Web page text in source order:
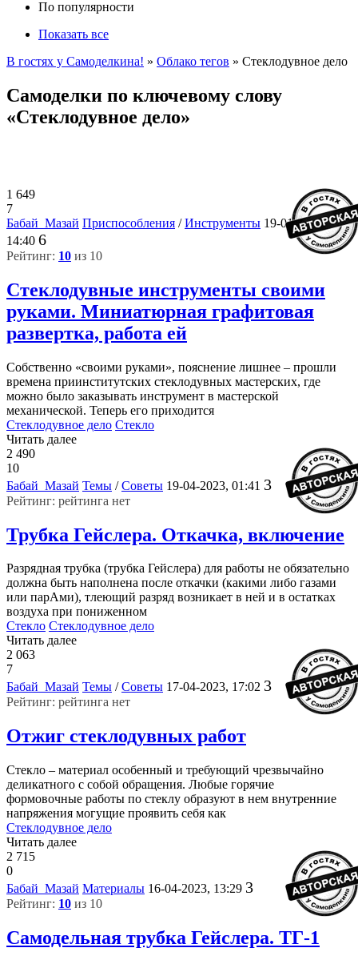
По популярности
Показать все
В гостях у Самоделкина! » Облако тегов » Стеклодувное дело
Самоделки по ключевому слову
«Стеклодувное дело»
1 649
7
Бабай_Мазай Приспособления /Инструменты 19-01-2024,
14:40 6
Рейтинг: 10 из 10
Стеклодувные инструменты своими
руками. Миниатюрная графитовая
развертка, работа ей
Собственно «своими руками», пояснение лишнее – прошли
времена приинститутских стеклодувных мастерских, где
можно было заказывать инструмент в мастерской
механической. Теперь его приходится
Стеклодувное дело Стекло
Читать далее
2 490
10
Бабай_Мазай Темы /Советы 19-04-2023, 01:41 3
Рейтинг: рейтинга нет
Трубка Гейслера. Откачка, включение
Разрядная трубка (трубка Гейслера) для работы не обязательно
должна быть наполнена после откачки (какими либо газами
или парАми), тлеющий разряд возникает в ней и в остатках
воздуха при пониженном
Стекло Стеклодувное дело
Читать далее
2 063
7
Бабай_Мазай Темы /Советы 17-04-2023, 17:02 3
Рейтинг: рейтинга нет
Отжиг стеклодувных работ
Стекло – материал особенный и требующий чрезвычайно
деликатного с собой обращения. Любые горячие
формовочные работы по стеклу образуют в нем внутренние
напряжения могущие проявить себя как
Стеклодувное дело
Читать далее
2 715
0
Бабай_Мазай Материалы 16-04-2023, 13:29 3
Рейтинг: 10 из 10
Самодельная трубка Гейслера. ТГ-1